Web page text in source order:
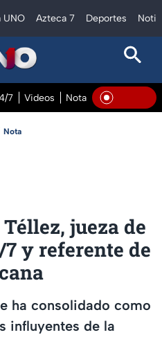
UNO Azteca 7 Deportes
7 Videos Notas En vivo En Vivo
Nota
jueza de
y referente de
ha consolidado como
influyentes de la